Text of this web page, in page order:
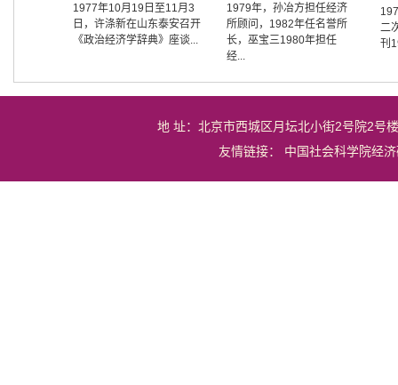
1977年10月19日至11月3
日，许涤新在山东泰安召开
《政治经济学辞典》座谈...
1979年，孙冶方担任经济
所顾问，1982年任名誉所
长，巫宝三1980年担任
经...
二
刊
地 址：北京市西城区月坛北小街2号院2号
友情链接： 中国社会科学院经